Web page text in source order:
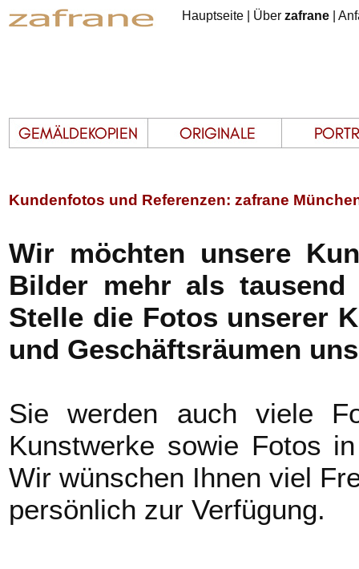
Hauptseite Über zafrane
Kundenfotos und Referenzen: zafrane
Wir möchten unsere
Bilder mehr als tausend
Stelle die Fotos unserer
und Geschäftsräumen
Sie werden auch viele
Kunstwerke sowie Fotos
Wir wünschen Ihnen viel
persönlich zur Verfügung.